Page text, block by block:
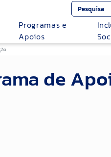
Programas e
Apoios
de